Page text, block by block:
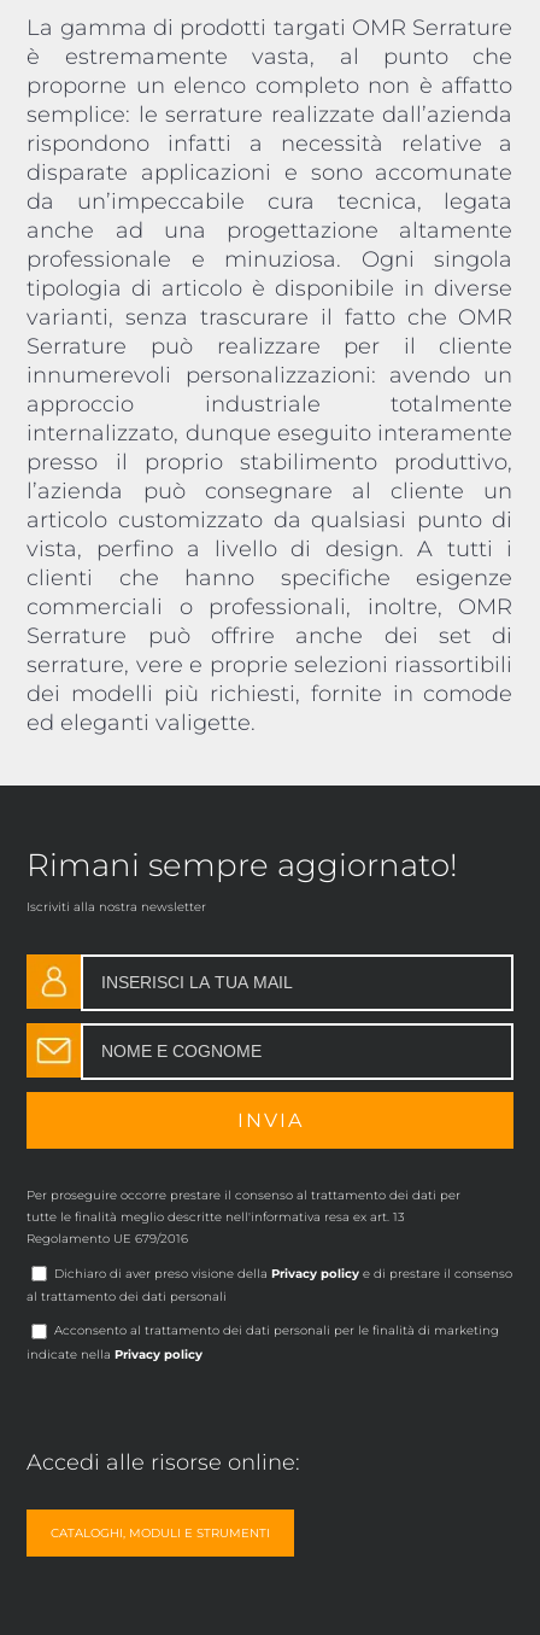
La gamma di prodotti targati OMR Serrature
è estremamente vasta, al punto che
proporne un elenco completo non è affatto
semplice: le serrature realizzate dall’azienda
rispondono infatti a necessità relative a
disparate applicazioni e sono accomunate
da un’impeccabile cura tecnica, legata
anche ad una progettazione altamente
professionale e minuziosa. Ogni singola
tipologia di articolo è disponibile in diverse
varianti, senza trascurare il fatto che OMR
Serrature può realizzare per il cliente
innumerevoli personalizzazioni: avendo un
approccio industriale totalmente
internalizzato, dunque eseguito interamente
presso il proprio stabilimento produttivo,
l’azienda può consegnare al cliente un
articolo customizzato da qualsiasi punto di
vista, perfino a livello di design. A tutti i
clienti che hanno specifiche esigenze
commerciali o professionali, inoltre, OMR
Serrature può offrire anche dei set di
serrature, vere e proprie selezioni riassortibili
dei modelli più richiesti, fornite in comode
ed eleganti valigette.
Rimani sempre aggiornato!
Iscriviti alla nostra newsletter
Per proseguire occorre prestare il consenso al trattamento dei dati per
tutte le finalità meglio descritte nell'informativa resa ex art. 13
Regolamento UE 679/2016
Dichiaro di aver preso visione dellaPrivacy policy e di prestare il consenso
al trattamento dei dati personali
Acconsento al trattamento dei dati personali per le finalità di marketing
indicate nellaPrivacy policy
Accedi alle risorse online:
CATALOGHI, MODULI E STRUMENTI